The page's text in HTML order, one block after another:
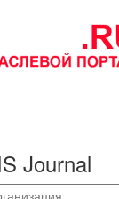
Journal